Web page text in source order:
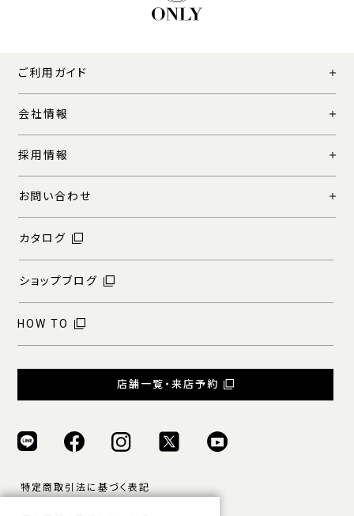
ご利用ガイド
会社情報
採用情報
お問い合わせ
カタログ
ショップブログ
HOW TO
店舗一覧・来店予約
特定商取引法に基づく表記